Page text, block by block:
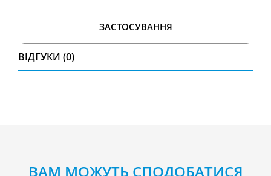
ЗАСТОСУВАННЯ
ВІДГУКИ (0)
ВАМ МОЖУТЬ СПОДОБАТИСЯ